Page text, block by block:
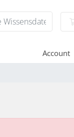
Account